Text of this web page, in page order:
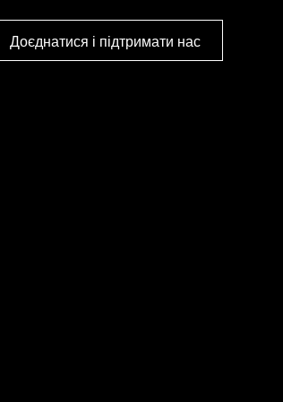
Доєднатися і підтримати нас